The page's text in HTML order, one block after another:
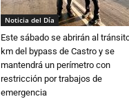
Noticia del Día
Este sábado se abrirán al
km del bypass de Castro y se
mantendrá un perímetro con
restricción por trabajos de
emergencia